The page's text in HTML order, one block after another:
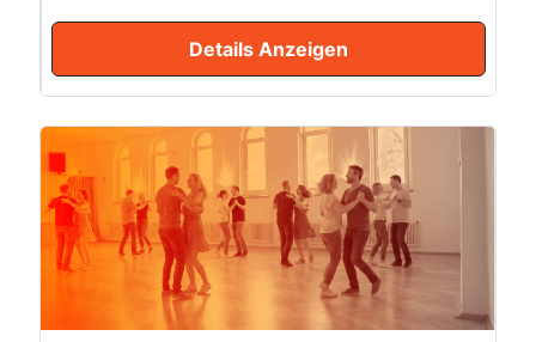
nicht am Tanztraining teilnehmen kann.
Beim „freien Tanzen“ entsteht so die
aus dem regulären Tanztraining nach
eigenem Tempo mit anderen Paaren zu
üben und sich darüber konstruktiv
auszutauschen. Die Organisation des freien
Tanztrainings übernehmen die einzelnen
Tanzkreise selbst und planen es vorab.
Details Anzeigen